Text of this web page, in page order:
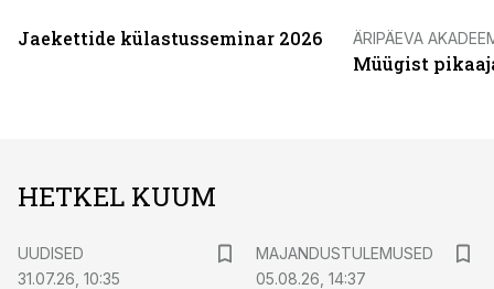
Jaekettide külastusseminar 2026 ÄRIPÄEVA
Müügist
HETKEL KUUM
UUDISED
31.07.26, 10:35
MAJANDUSTULEMUSED
05.08.26, 14:37